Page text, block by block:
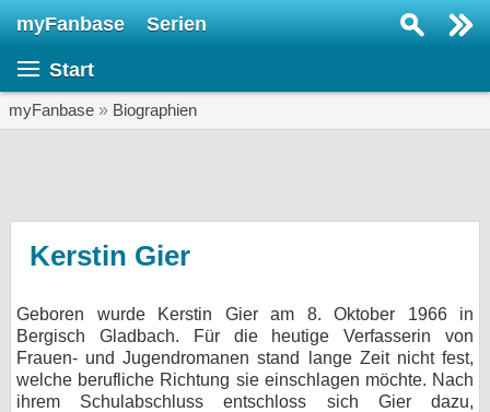
myFanbase Serien
Start
myFanbase » Biographien
Kerstin Gier
Geboren wurde Kerstin Gier am 8. Oktober 1966 in
Bergisch Gladbach. Für die heutige Verfasserin von
Frauen- und Jugendromanen stand lange Zeit nicht fest,
welche berufliche Richtung sie einschlagen möchte. Nach
ihrem Schulabschluss entschloss sich Gier dazu,
KULTUR
Specials
SERVICE